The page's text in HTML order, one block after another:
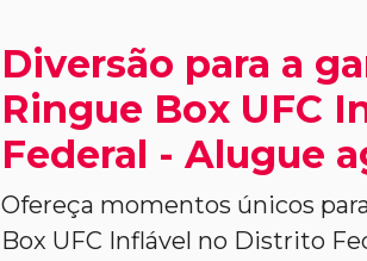
Diversão para a
Ringue Box UFC
Federal - Alugue
Ofereça momentos únicos
Box UFC Inflável no Distrito